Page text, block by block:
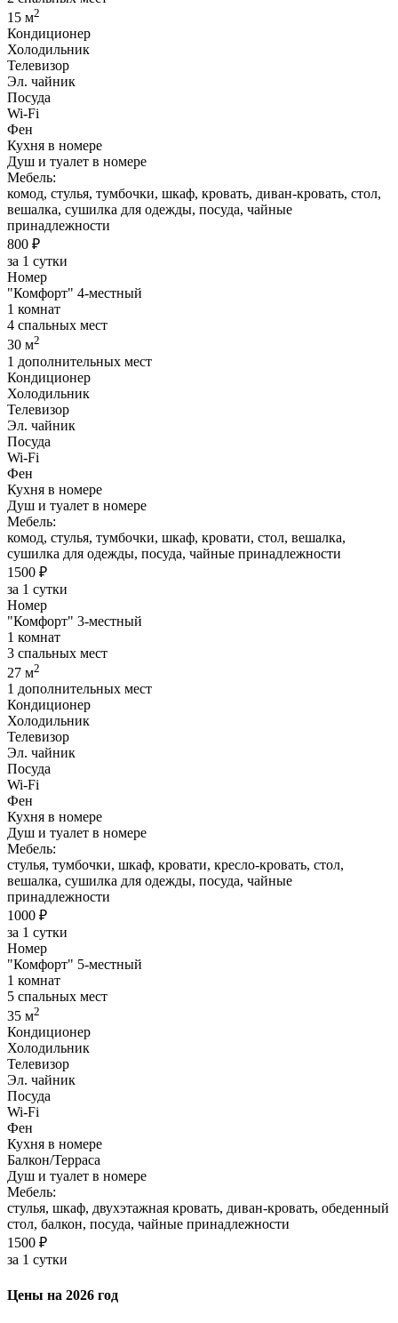
15 м2
Кондиционер
Холодильник
Телевизор
Эл. чайник
Посуда
Wi-Fi
Фен
Кухня в номере
Душ и туалет в номере
Мебель:
комод, стулья, тумбочки, шкаф, кровать, диван-кровать, стол,
вешалка, сушилка для одежды, посуда, чайные
принадлежности
800 ₽
за 1 сутки
Номер
"Комфорт" 4-местный
1 комнат
4 спальных мест
30 м2
1 дополнительных мест
Кондиционер
Холодильник
Телевизор
Эл. чайник
Посуда
Wi-Fi
Фен
Кухня в номере
Душ и туалет в номере
Мебель:
комод, стулья, тумбочки, шкаф, кровати, стол, вешалка,
сушилка для одежды, посуда, чайные принадлежности
1500 ₽
за 1 сутки
Номер
"Комфорт" 3-местный
1 комнат
3 спальных мест
27 м2
1 дополнительных мест
Кондиционер
Холодильник
Телевизор
Эл. чайник
Посуда
Wi-Fi
Фен
Кухня в номере
Душ и туалет в номере
Мебель:
стулья, тумбочки, шкаф, кровати, кресло-кровать, стол,
вешалка, сушилка для одежды, посуда, чайные
принадлежности
1000 ₽
за 1 сутки
Номер
"Комфорт" 5-местный
1 комнат
5 спальных мест
35 м2
Кондиционер
Холодильник
Телевизор
Эл. чайник
Посуда
Wi-Fi
Фен
Кухня в номере
Балкон/Терраса
Душ и туалет в номере
Мебель:
стулья, шкаф, двухэтажная кровать, диван-кровать, обеденный
стол, балкон, посуда, чайные принадлежности
1500 ₽
за 1 сутки
Цены на 2026 год